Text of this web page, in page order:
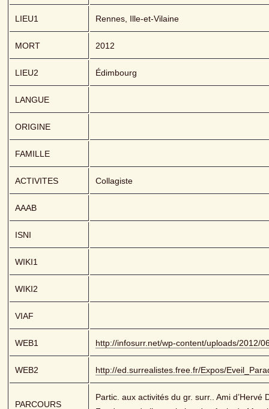
LIEU1 Rennes, Ille-et-Vilaine
MORT 2012
LIEU2 Édimbourg
LANGUE
ORIGINE
FAMILLE
ACTIVITES Collagiste
AAAB
ISNI
WIKI1
WIKI2
VIAF
WEB1 http://infosurr.net/wp-content/uploads/2012/
WEB2 http://ed.surrealistes.free.fr/Expos/
PARCOURS
Partic. aux activités du gr. surr.. Ami d’Hervé